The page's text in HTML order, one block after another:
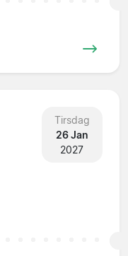
Tirsdag
26 Jan
2027